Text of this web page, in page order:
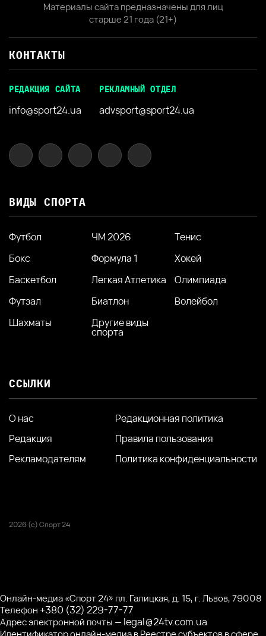
Материалы сайта предназначены для лиц
старше 21 года (21+)
КОНТАКТЫ
РЕДАКЦИЯ САЙТА
info@sport24.ua
РЕКЛАМНЫЙ ОТДЕЛ
advsport@sport24.ua
ВИДЫ СПОРТА
Футбол ЧМ 2026
Тенис
Бокс
Формула 1
Хокей
Баскетбол
Легкая Атлетика
Олимпиада
Футзал
Биатлон
Волейбол
Шахматы
Другие виды
спорта
ССЫЛКИ
О нас
Редакция
Рекламодателям
Редакционная политика
Правила пользования
Политика конфиденциальности
2026 (с) Спорт 24
Онлайн-медиа «Спорт 24» пл. Галицкая, д. 15, г. Львов, 79008
Телефон +380 (32) 229-77-77
Адрес электронной почты — legal@24tv.com.ua